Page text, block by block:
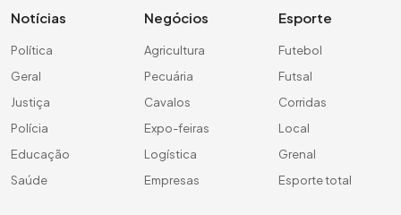
Notícias
Política
Geral
Justiça
Polícia
Educação
Saúde
Negócios
Agricultura
Pecuária
Cavalos
Expo-feiras
Logística
Empresas
Esporte
Futebol
Futsal
Corridas
Local
Grenal
Esporte total